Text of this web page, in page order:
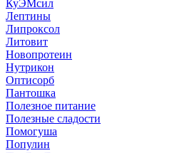
КуЭМсил
Лептины
Липроксол
Литовит
Новопротеин
Нутрикон
Оптисорб
Пантошка
Полезное питание
Полезные сладости
Помогуша
Популин